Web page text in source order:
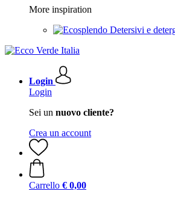
More inspiration
Detersivi e
Login
Login
Sei un nuovo cliente?
Crea un account
Carrello € 0,00